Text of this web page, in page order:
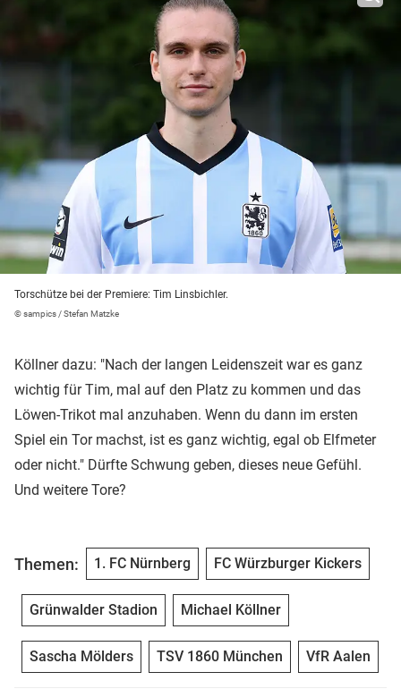
Torschütze bei der Premiere: Tim Linsbichler.
© sampics / Stefan Matzke
Köllner dazu: "Nach der langen Leidenszeit war es ganz
wichtig für Tim, mal auf den Platz zu kommen und das
Löwen-Trikot mal anzuhaben. Wenn du dann im ersten
Spiel ein Tor machst, ist es ganz wichtig, egal ob Elfmeter
oder nicht." Dürfte Schwung geben, dieses neue Gefühl.
Und weitere Tore?
Themen: 1. FC Nürnberg FC Würzburger Kickers
Grünwalder Stadion Michael Köllner
Sascha Mölders TSV 1860 München VfR Aalen